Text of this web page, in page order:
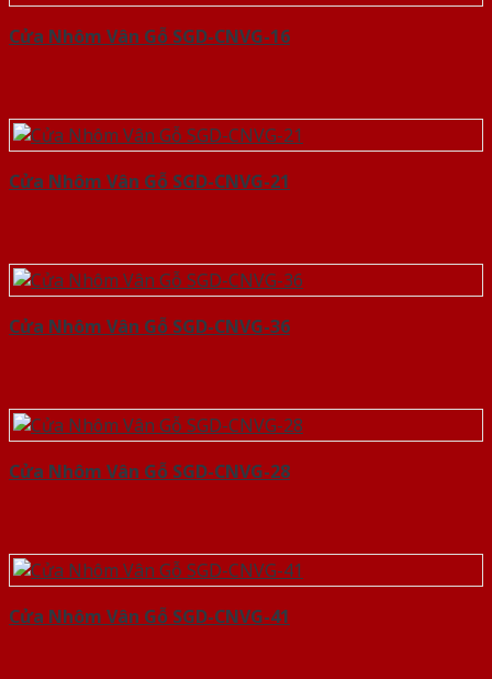
Cửa Nhôm Vân Gỗ SGD-CNVG-16
Cửa Nhôm Vân Gỗ SGD-CNVG-21
Cửa Nhôm Vân Gỗ SGD-CNVG-36
Cửa Nhôm Vân Gỗ SGD-CNVG-28
Cửa Nhôm Vân Gỗ SGD-CNVG-41